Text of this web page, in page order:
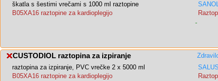
škatla s šestimi vrečami s 1000 ml raztopine
B05XA16 raztopine za kardioplegijo
-
CUSTODIOL raztopina za izpiranje
raztopina za izpiranje, PVC vrečke 2 x 5000 ml
B05XA16 raztopine za kardioplegijo